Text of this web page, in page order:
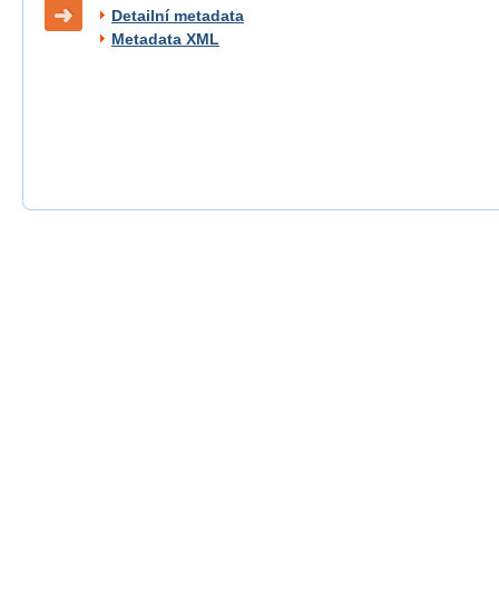
Detailní metadata
Metadata XML